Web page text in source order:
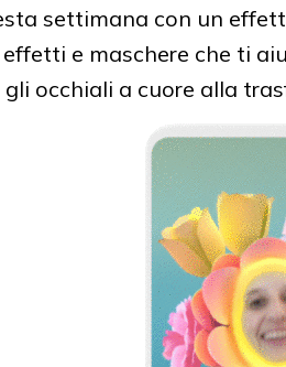
settimana con un
e maschere che ti
occhiali a cuore alla